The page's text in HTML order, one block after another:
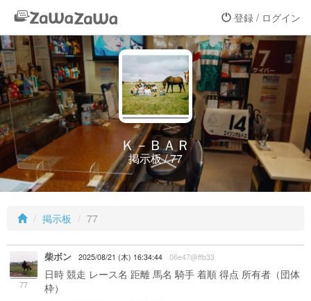
登録 / ログイン
Ｋ－ＢＡＲ
掲示板 / 77
掲示板 77
77
柴ボン 2025/08/21 (木) 16:34:44 06e47@ffb33
日時 競走 レース名 距離 馬名 騎手 着順 得点 所有者（団体
枠）